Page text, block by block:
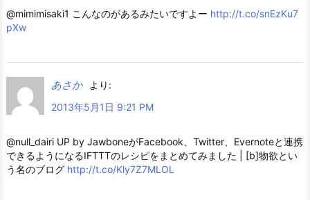
@mimimisaki1 こんなのがあるみたいですよー http://t.co/snEzKu7
pXw
あさか
より:
2013年5月1日 9:21 PM
@null_dairi UP by JawboneがFacebook、Twitter、Evernoteと連携
できるようになるIFTTTのレシピをまとめてみました | [b]物欲とい
う名のブログ http://t.co/Kly7Z7MLOL